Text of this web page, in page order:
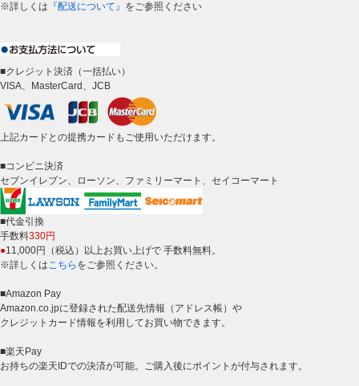
※詳しくは 『配送について』 をご参照ください
■クレジット決済（一括払い）
VISA、MasterCard、JCB
上記カードとの提携カードもご使用いただけます。
■コンビニ決済
セブンイレブン、ローソン、ファミリーマート、セイコーマート
■代金引換
手数料330円
●11,000円（税込）以上お買い上げで 手数料無料。
※詳しくはこちら をご参照ください。
■Amazon Pay
Amazon.co.jpに登録された配送先情報（アドレス帳）や
クレジットカード情報を利用してお買い物できます。
■楽天Pay
お持ちの楽天IDでの決済が可能。ご購入後にポイントが付与されます。